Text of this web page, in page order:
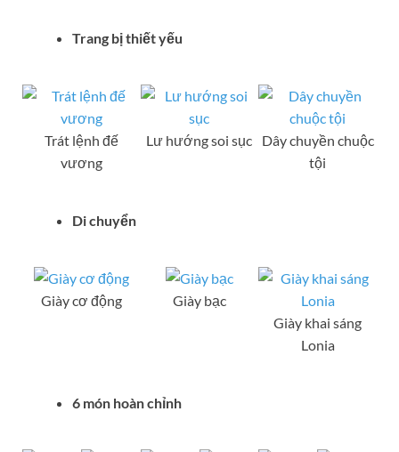
Trang bị thiết yếu
Trát lệnh đế
vương
Lư hướng soi sục
Dây chuyền chuộc
tội
Di chuyển
Giày cơ động
Giày bạc
Giày khai sáng
Lonia
6 món hoàn chỉnh